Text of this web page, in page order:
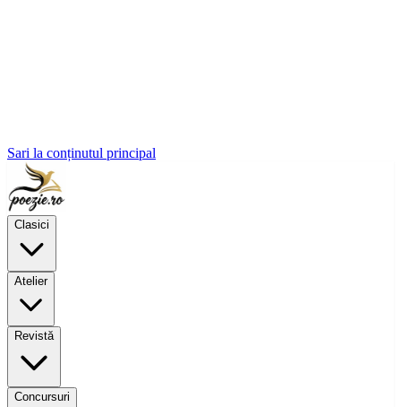
Sari la conținutul principal
Clasici
Atelier
Revistă
Concursuri